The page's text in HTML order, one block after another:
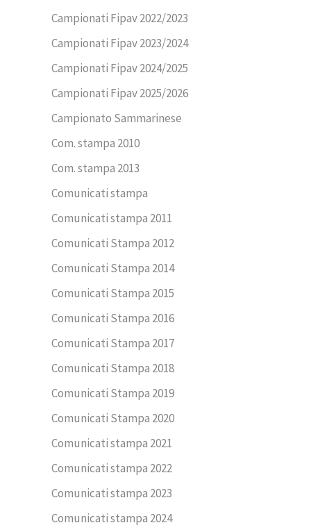
Campionati Fipav 2022/2023
Campionati Fipav 2023/2024
Campionati Fipav 2024/2025
Campionati Fipav 2025/2026
Campionato Sammarinese
Com. stampa 2010
Com. stampa 2013
Comunicati stampa
Comunicati stampa 2011
Comunicati Stampa 2012
Comunicati Stampa 2014
Comunicati Stampa 2015
Comunicati Stampa 2016
Comunicati Stampa 2017
Comunicati Stampa 2018
Comunicati Stampa 2019
Comunicati Stampa 2020
Comunicati stampa 2021
Comunicati stampa 2022
Comunicati stampa 2023
Comunicati stampa 2024